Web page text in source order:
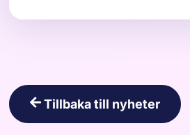
Tillbaka till nyheter